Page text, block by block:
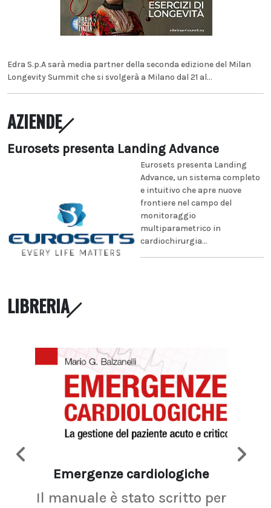
Edra S.p.A sarà media partner della seconda edizione del Milan
Longevity Summit che si svolgerà a Milano dal 21 al...
AZIENDE
Eurosets presenta Landing Advance
Eurosets presenta Landing
Advance, un sistema completo
e intuitivo che apre nuove
frontiere nel campo del
monitoraggio
multiparametrico in
cardiochirurgia...
LIBRERIA
Emergenze cardiologiche
Il manuale è stato scritto per